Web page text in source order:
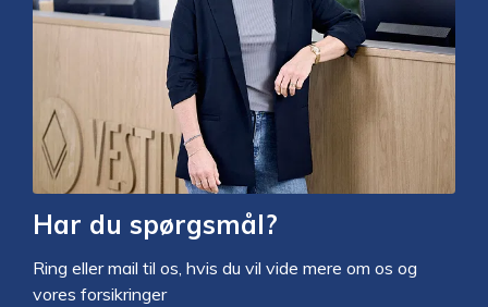
Har du spørgsmål?
Ring eller mail til os, hvis du vil vide mere om os og
vores forsikringer